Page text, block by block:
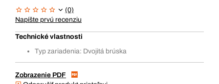
(0)
Napíšte prvú recenziu
Technické vlastnosti
Typ zariadenia: Dvojitá brúska
Zobrazenie PDF